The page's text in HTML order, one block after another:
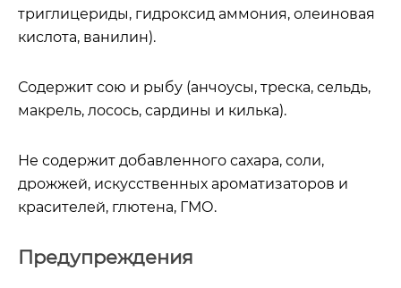
триглицериды, гидроксид аммония, олеиновая
кислота, ванилин).
Содержит сою и рыбу (анчоусы, треска, сельдь,
макрель, лосось, сардины и килька).
Не содержит добавленного сахара, соли,
дрожжей, искусственных ароматизаторов и
красителей, глютена, ГМО.
Предупреждения